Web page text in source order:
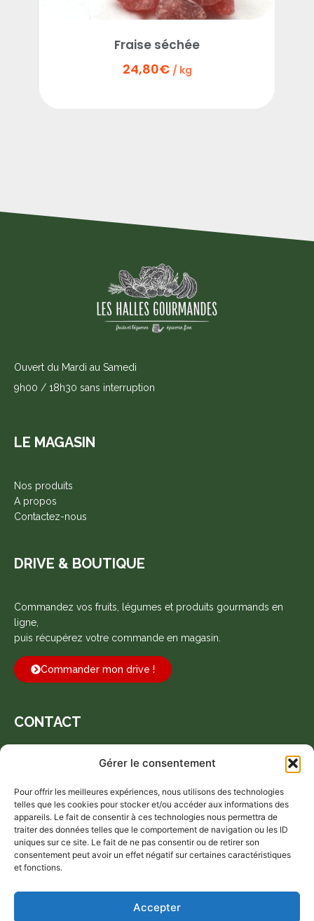
Gérer le consentement
Pour offrir les meilleures expériences, nous utilisons des technologies
telles que les cookies pour stocker et/ou accéder aux informations des
appareils. Le fait de consentir à ces technologies nous permettra de
traiter des données telles que le comportement de navigation ou les ID
uniques sur ce site. Le fait de ne pas consentir ou de retirer son
consentement peut avoir un effet négatif sur certaines caractéristiques
et fonctions.
Accepter
Fraise séchée
24,80€ / kg
Ouvert du Mardi au Samedi
9h00 / 18h30 sans interruption
LE MAGASIN
Nos produits
A propos
Contactez-nous
DRIVE & BOUTIQUE
Commandez vos fruits, légumes et produits gourmands en
ligne,
puis récupérez votre commande en magasin.
Commander mon drive !
CONTACT
Espace 23, 225 Bd de la Prairie, 44150 Ancenis-Saint-Géréon